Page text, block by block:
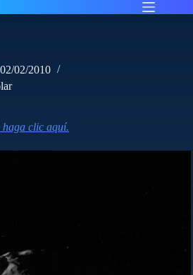
02/02/2010
haga clic aquí.